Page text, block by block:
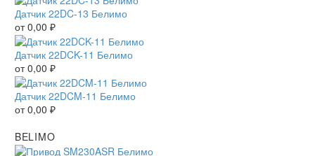
Датчик 22DC-13 Белимо
от0,00 ₽
Датчик 22DCK-11 Белимо
от0,00 ₽
Датчик 22DCM-11 Белимо
от0,00 ₽
BELIMO